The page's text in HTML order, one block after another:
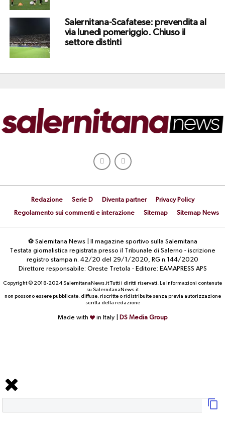
Salernitana-Scafatese: prevendita al
via lunedì pomeriggio. Chiuso il
settore distinti
Redazione Serie D Diventa partner
Privacy Policy
Regolamento sui commenti e interazione
Sitemap Sitemap News
⚽ Salernitana News | Il magazine sportivo sulla Salernitana
Testata giornalistica registrata presso il Tribunale di Salerno - iscrizione
registro stampa n. 42/20 del 29/1/2020, RG n.144/2020
Direttore responsabile: Oreste Tretola - Editore: EAMAPRESS APS
Copyright © 2018-2024 SalernitanaNews.it Tutti i diritti riservati. Le informazioni contenute
su SalernitanaNews.it
non possono essere pubblicate, diffuse, riscritte o ridistribuite senza previa autorizzazione
scritta della redazione
Made with in Italy | DS Media Group